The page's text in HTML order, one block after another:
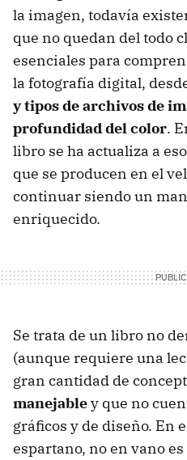
la imagen, todavía
que no quedan del todo
esenciales para
la fotografía digital,
y tipos de archivos de
profundidad del color.
libro se ha actualiza a
que se producen en el
continuar siendo un
enriquecido.
Se trata de un libro no
(aunque requiere una
gran cantidad de
manejabley que no
gráficos y de diseño. En
espartano, no en vano